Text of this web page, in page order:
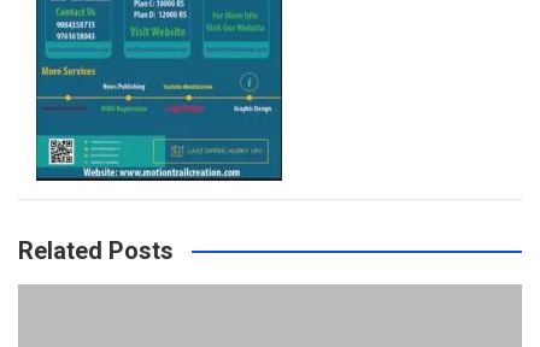
Related Posts